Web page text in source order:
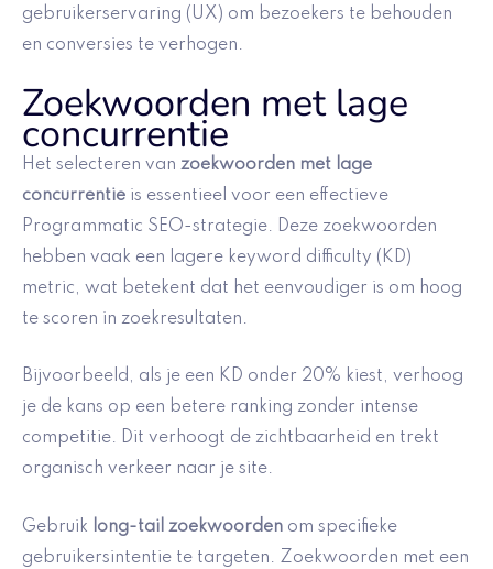
gebruikerservaring (UX) om bezoekers te behouden
en conversies te verhogen.
Zoekwoorden met lage
concurrentie
Het selecteren van zoekwoorden met lage
concurrentie is essentieel voor een effectieve
Programmatic SEO-strategie. Deze zoekwoorden
hebben vaak een lagere keyword difficulty (KD)
metric, wat betekent dat het eenvoudiger is om hoog
te scoren in zoekresultaten.
Bijvoorbeeld, als je een KD onder 20% kiest, verhoog
je de kans op een betere ranking zonder intense
competitie. Dit verhoogt de zichtbaarheid en trekt
organisch verkeer naar je site.
Gebruik long-tail zoekwoorden om specifieke
gebruikersintentie te targeten. Zoekwoorden met een